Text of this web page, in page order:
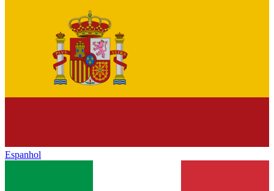
Espanhol